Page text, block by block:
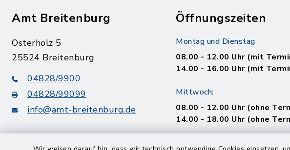
Amt Breitenburg
Osterholz 5
25524 Breitenburg
04828/9900
04828/99099
info@amt-breitenburg.de
Öffnungszeiten
Montag und Dienstag
08.00 - 12.00 Uhr (mit
14.00 - 16.00 Uhr (mit
Mittwoch:
08.00 - 12.00 Uhr (ohne
14.00 - 18.00 Uhr (ohne